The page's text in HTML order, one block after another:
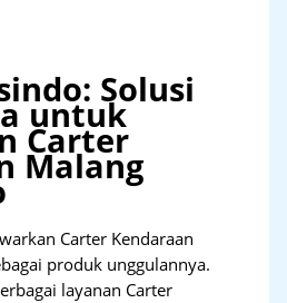
Solusi
untuk
Carter
Malang
Carter Kendaraan
produk unggulannya.
layanan Carter